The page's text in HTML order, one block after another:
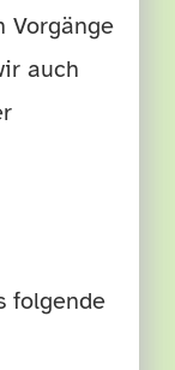
Vorgänge
auch
folgende